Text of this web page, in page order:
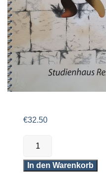
€32.50
Hebräisch
sechs
Tagen'
In den Warenkorb